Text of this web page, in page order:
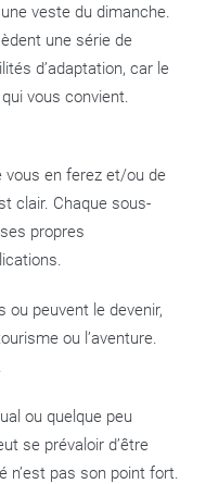
veste du dimanche.
une série de
d’adaptation, car le
vous convient.
vous en ferez et/ou de
clair. Chaque sous-
propres
ou peuvent le devenir,
ou l’aventure.
ou quelque peu
se prévaloir d’être
n’est pas son point fort.